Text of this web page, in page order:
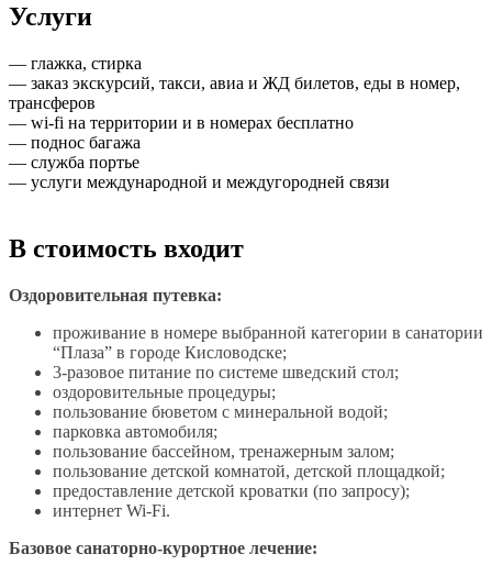
Услуги
— глажка, стирка
— заказ экскурсий, такси, авиа и ЖД билетов, еды в номер,
трансферов
— wi-fi на территории и в номерах бесплатно
— поднос багажа
— служба портье
— услуги международной и междугородней связи
В стоимость входит
Оздоровительная путевка:
проживание в номере выбранной категории в санатории
“Плаза” в городе Кисловодске;
3-разовое питание по системе шведский стол;
оздоровительные процедуры;
пользование бюветом с минеральной водой;
парковка автомобиля;
пользование бассейном, тренажерным залом;
пользование детской комнатой, детской площадкой;
предоставление детской кроватки (по запросу);
интернет Wi-Fi.
Базовое санаторно-курортное лечение: